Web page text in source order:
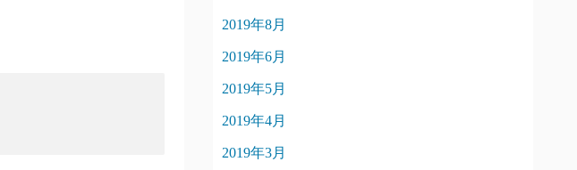
2019年8月
2019年6月
2019年5月
2019年4月
2019年3月